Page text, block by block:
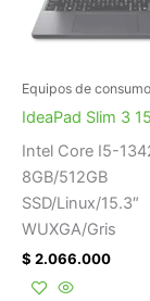
Equipos de consumo
IdeaPad Slim 3
Intel Core I5-
8GB/512GB
SSD/Linux/15.3″
WUXGA/Gris
$ 2.066.000